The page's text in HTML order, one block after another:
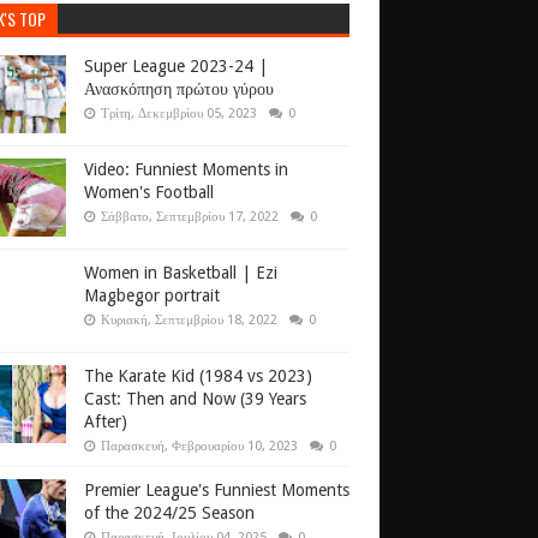
TOP
Super League 2023-24 |
Ανασκόπηση πρώτου γύρου
Τρίτη, Δεκεμβρίου 05, 2023 0
Video: Funniest Moments in
Women's Football
Σάββατο, Σεπτεμβρίου 17, 2022 0
Women in Basketball | Ezi
Magbegor portrait
Κυριακή, Σεπτεμβρίου 18, 2022 0
The Karate Kid (1984 vs 2023)
Cast: Then and Now (39 Years
After)
Παρασκευή, Φεβρουαρίου 10, 2023 0
Premier League's Funniest Moments
of the 2024/25 Season